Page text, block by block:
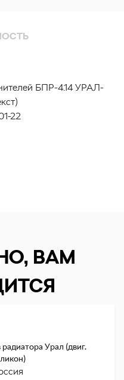
БПР-4.14 УРАЛ-
22
ВАМ
Урал (двиг.